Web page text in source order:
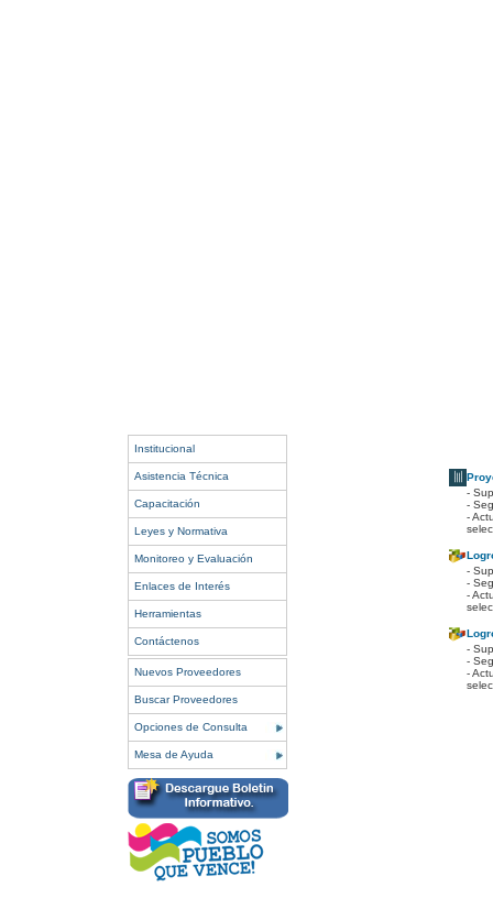
Institucional
Asistencia Técnica
Capacitación
Leyes y Normativa
Monitoreo y Evaluación
Enlaces de Interés
Herramientas
Contáctenos
Nuevos Proveedores
Buscar Proveedores
Opciones de Consulta
Mesa de Ayuda
-
-
-
-
-
-
-
-
-